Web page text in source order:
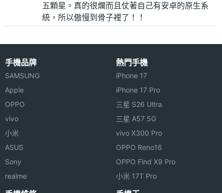
五顆星。真的很爛而且仗著自己有安卓的原生系
統，所以傲慢到骨子裡了！！
手機品牌
SAMSUNG
Apple
OPPO
vivo
小米
ASUS
Sony
realme
熱門手機
iPhone 17
iPhone 17 Pro
三星 S26 Ultra
三星 A57 5G
vivo X300 Pro
OPPO Reno16
OPPO Find X9 Pro
小米 17T Pro